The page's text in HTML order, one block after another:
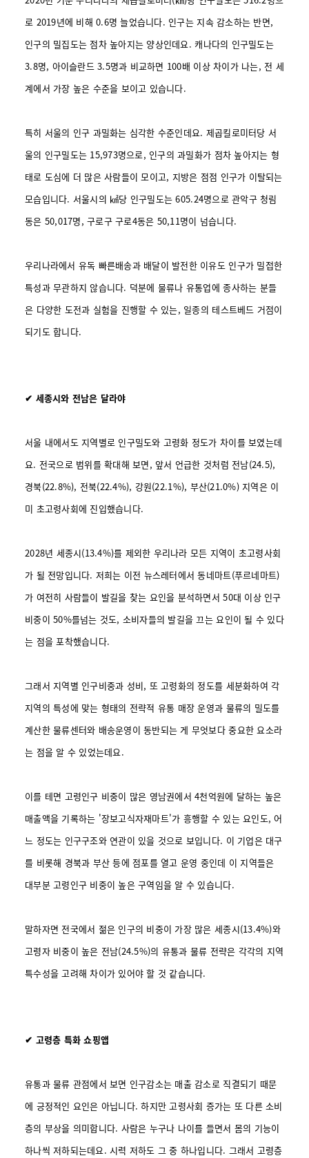
로 2019년에 비해 0.6명 늘었습니다. 인구는 지속 감소하는 반면,
인구의 밀집도는 점차 높아지는 양상인데요.캐나다의 인구밀도는
3.8명, 아이슬란드 3.5명과 비교하면 100배 이상 차이가 나는, 전 세
계에서 가장 높은 수준을 보이고 있습니다.
특히 서울의 인구 과밀화는 심각한 수준인데요. 제곱킬로미터당 서
울의 인구밀도는 15,973명으로, 인구의 과밀화가 점차 높아지는 형
태로 도심에 더 많은 사람들이 모이고, 지방은 점점 인구가 이탈되는
모습입니다. 서울시의 ㎢당 인구밀도는 605.24명으로 관악구 청림
동은 50,017명, 구로구 구로4동은 50,11명이 넘습니다.
우리나라에서 유독 빠른배송과 배달이 발전한 이유도 인구가 밀접한
특성과 무관하지 않습니다. 덕분에 물류나 유통업에 종사하는 분들
은 다양한 도전과 실험을 진행할 수 있는, 일종의 테스트베드 거점이
되기도 합니다.
✔ 세종시와 전남은 달라야
서울 내에서도 지역별로 인구밀도와 고령화 정도가 차이를 보였는데
요. 전국으로 범위를 확대해 보면, 앞서 언급한 것처럼 전남(24.5),
경북(22.8%), 전북(22.4%), 강원(22.1%), 부산(21.0%) 지역은 이
미 초고령사회에 진입했습니다.
2028년 세종시(13.4%)를 제외한 우리나라 모든 지역이 초고령사회
가 될 전망입니다. 저희는 이전 뉴스레터에서 동네마트(푸르네마트)
가 여전히 사람들이 발길을 찾는 요인을 분석하면서 50대 이상 인구
비중이 50%를넘는 것도, 소비자들의 발길을 끄는 요인이 될 수 있다
는 점을 포착했습니다.
그래서 지역별 인구비중과 성비, 또 고령화의 정도를 세분화하여 각
지역의 특성에 맞는 형태의 전략적 유통 매장 운영과 물류의 밀도를
계산한 물류센터와 배송운영이 동반되는 게 무엇보다 중요한 요소라
는 점을 알 수 있었는데요.
이를 테면 고령인구 비중이 많은 영남권에서 4천억원에 달하는 높은
매출액을 기록하는 '장보고식자재마트'가 흥행할 수 있는 요인도, 어
느 정도는 인구구조와 연관이 있을 것으로 보입니다. 이 기업은 대구
를 비롯해 경북과 부산 등에 점포를 열고 운영 중인데 이 지역들은
대부분 고령인구 비중이 높은 구역임을 알 수 있습니다.
말하자면 전국에서 젊은 인구의 비중이 가장 많은 세종시(13.4%)와
고령자 비중이 높은 전남(24.5%)의 유통과 물류 전략은 각각의 지역
특수성을 고려해 차이가 있어야 할 것 같습니다.
✔ 고령층 특화 쇼핑앱
유통과 물류 관점에서 보면 인구감소는 매출 감소로 직결되기 때문
에 긍정적인 요인은 아닙니다. 하지만 고령사회 증가는 또 다른 소비
층의 부상을 의미합니다. 사람은 누구나 나이를 들면서 몸의 기능이
하나씩 저하되는데요. 시력 저하도 그 중 하나입니다. 그래서 고령층